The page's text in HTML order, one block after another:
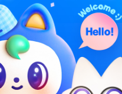
(True
#초딩공
상처남 #다정남
운명적사랑